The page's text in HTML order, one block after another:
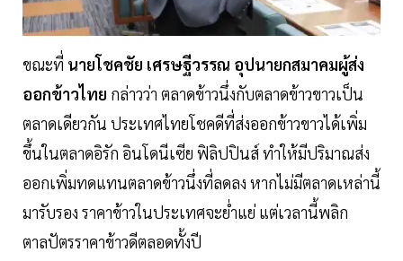
ขณะที่ นายโชคชัย เศรษฐีวรรณ อุปนายกสมาคมผู้ส่ง
ออกข้าวไทย กล่าวว่า ตลาดข้าวนึ่งกับตลาดข้าวขาวเป็น
ตลาดเดียวกัน ประเทศไทยโชคดีที่ส่งออกข้าวขาวได้เพิ่ม
ขึ้นในตลาดอิรัก อินโดนีเซีย ฟิลิปปินส์ ทำให้มีปริมาณส่ง
ออกเพิ่มทดแทนตลาดข้าวนึ่งที่ลดลง หากไม่มีตลาดเหล่านี้
มารับรอง ราคาข้าวในประเทศจะยํ่าแย่ แต่เวลานี้พลิก
ตาลปัตรราคาข้าวดีตลอดทั้งปี